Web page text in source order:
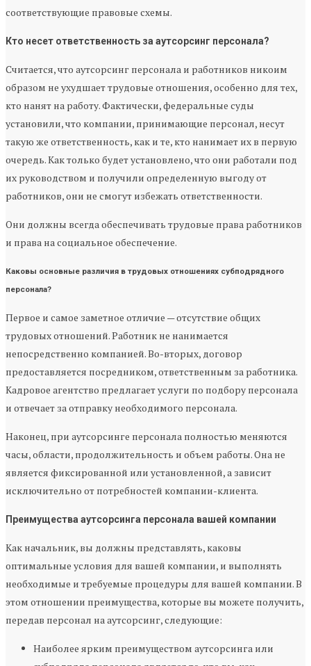
соответствующие правовые схемы.
Кто несет ответственность за аутсорсинг персонала?
Считается, что аутсорсинг персонала и работников никоим
образом не ухудшает трудовые отношения, особенно для тех,
кто нанят на работу. Фактически, федеральные суды
установили, что компании, принимающие персонал, несут
такую же ответственность, как и те, кто нанимает их в первую
очередь. Как только будет установлено, что они работали под
их руководством и получили определенную выгоду от
работников, они не смогут избежать ответственности.
Они должны всегда обеспечивать трудовые права работников
и права на социальное обеспечение.
Каковы основные различия в трудовых отношениях субподрядного
персонала?
Первое и самое заметное отличие — отсутствие общих
трудовых отношений. Работник не нанимается
непосредственно компанией. Во-вторых, договор
предоставляется посредником, ответственным за работника.
Кадровое агентство предлагает услуги по подбору персонала
и отвечает за отправку необходимого персонала.
Наконец, при аутсорсинге персонала полностью меняются
часы, области, продолжительность и объем работы. Она не
является фиксированной или установленной, а зависит
исключительно от потребностей компании-клиента.
Преимущества аутсорсинга персонала вашей компании
Как начальник, вы должны представлять, каковы
оптимальные условия для вашей компании, и выполнять
необходимые и требуемые процедуры для вашей компании. В
этом отношении преимущества, которые вы можете получить,
передав персонал на аутсорсинг, следующие:
Наиболее ярким преимуществом аутсорсинга или